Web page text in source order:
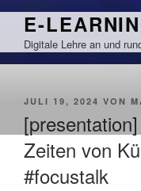
Zum
springen
E-
Digitale Lehre an und
VERÖFFENTLICHT
JULI 19, 2024 VON
Zeiten von
#focustalk